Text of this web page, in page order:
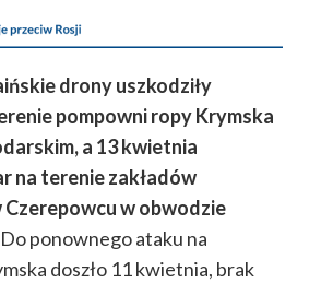
drony uszkodziły
pompowni ropy Krymska
a 13 kwietnia
na terenie zakładów
Czerepowcu w obwodzie
Do ponownego ataku na
doszło 11 kwietnia, brak